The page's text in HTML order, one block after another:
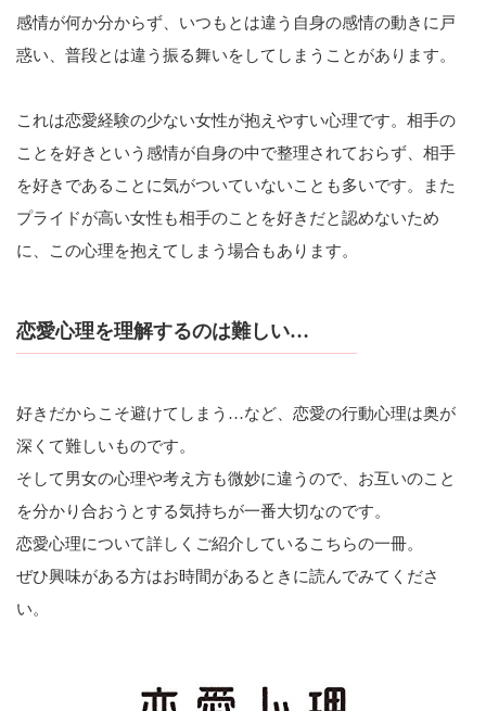
感情が何か分からず、いつもとは違う自身の感情の動きに戸
惑い、普段とは違う振る舞いをしてしまうことがあります。
これは恋愛経験の少ない女性が抱えやすい心理です。相手の
ことを好きという感情が自身の中で整理されておらず、相手
を好きであることに気がついていないことも多いです。また
プライドが高い女性も相手のことを好きだと認めないため
に、この心理を抱えてしまう場合もあります。
恋愛心理を理解するのは難しい…
好きだからこそ避けてしまう…など、恋愛の行動心理は奥が
深くて難しいものです。
そして男女の心理や考え方も微妙に違うので、お互いのこと
を分かり合おうとする気持ちが一番大切なのです。
恋愛心理について詳しくご紹介しているこちらの一冊。
ぜひ興味がある方はお時間があるときに読んでみてくださ
い。